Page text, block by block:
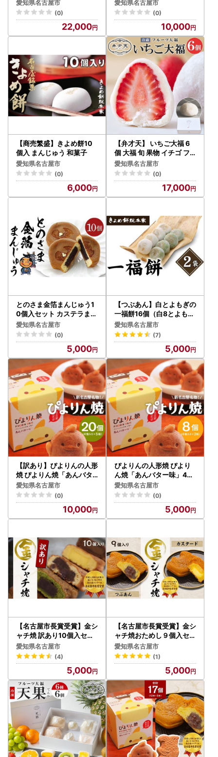
愛知県名古屋市
(0)
22,000
愛知県名古屋市
(0)
10,000
【商売繁盛】きよめ餅10
個入 まんじゅう 和菓子
愛知県名古屋市
(0)
6,000
【弁才天】 いちご大福 6
個 大福 旬 果物 イチゴ フ
ルーツ 紅ほっぺ あまおう
糸付き 白あん 餡 スイーツ
お菓子 ご褒美 グルメ ギフ
ト プレゼント 手土産 お取
り寄せ 冷蔵 愛知県 名古屋
愛知県名古屋市
(0)
17,000
とのさま金箔まんじゅう1
0個入セット カステラまん
じゅう（金シャチ焼本舗さ
くら）
愛知県名古屋市
(0)
5,000
【つぶあん】白とよもぎの
一福餅16個（白8とよもぎ
8）237年の歴史 大福餅 和
菓子
愛知県名古屋市
(7)
5,000
【訳あり】ぴよりんの人形
焼 ぴよりん焼「あんバタ
ー味」4個入り×5箱（金シ
ャチ焼本舗さくら）
愛知県名古屋市
(0)
10,000
ぴよりんの人形焼 ぴより
ん焼「あんバター味」4個
入り×2箱（金シャチ焼本
舗さくら）
愛知県名古屋市
(0)
5,000
【名古屋市長賞受賞】金シ
ャチ焼 訳あり10個入セッ
ト（簡易包装）カステラま
んじゅう（金シャチ焼本舗
さくら）
愛知県名古屋市
(4)
5,000
【名古屋市長賞受賞】金シ
ャチ焼おためし９個入セッ
ト カステラまんじゅう（
金シャチ焼本舗さくら）
愛知県名古屋市
(1)
5,000